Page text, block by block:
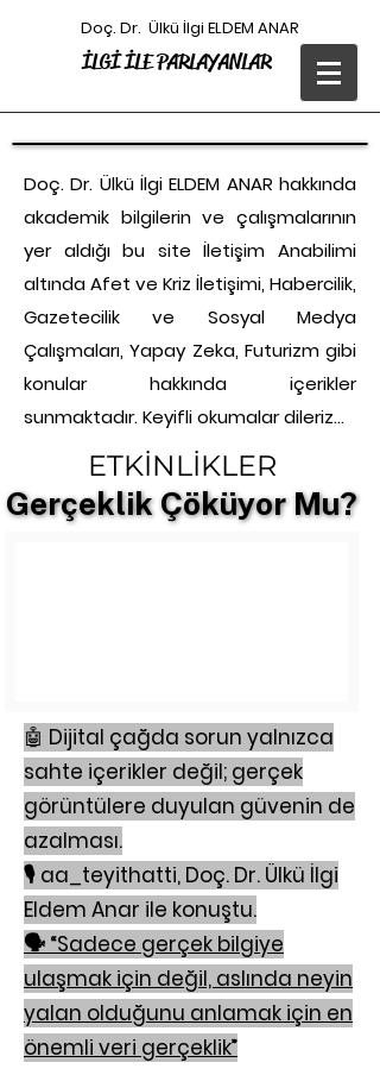
Doç. Dr. Ülkü İlgi ELDEM ANAR
İLGİİLE PARLAYANLAR
Doç. Dr. Ülkü İlgi ELDEM ANAR hakkında
akademik bilgilerin ve çalışmalarının
yer aldığı bu site İletişim Anabilimi
altında Afet ve Kriz İletişimi, Habercilik,
Gazetecilik ve Sosyal Medya
Çalışmaları, Yapay Zeka, Futurizm gibi
konular hakkında içerikler
sunmaktadır. Keyifli okumalar dileriz…
ETKİNLİKLER
Gerçeklik Çöküyor Mu?
Gerçeklik Çöküyor Mu?
🤖 Dijital çağda sorun yalnızca
sahte içerikler değil; gerçek
görüntülere duyulan güvenin de
azalması.
🎙️ aa_teyithatti, Doç. Dr. Ülkü İlgi
Eldem Anar ile konuştu.
🗣️ “Sadece gerçek bilgiye
ulaşmak için değil, aslında neyin
yalan olduğunu anlamak için en
önemli veri gerçeklik”